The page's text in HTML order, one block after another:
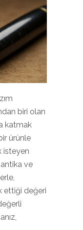
biri olan
katmak
ürünle
isteyen
ve
ettiği değeri